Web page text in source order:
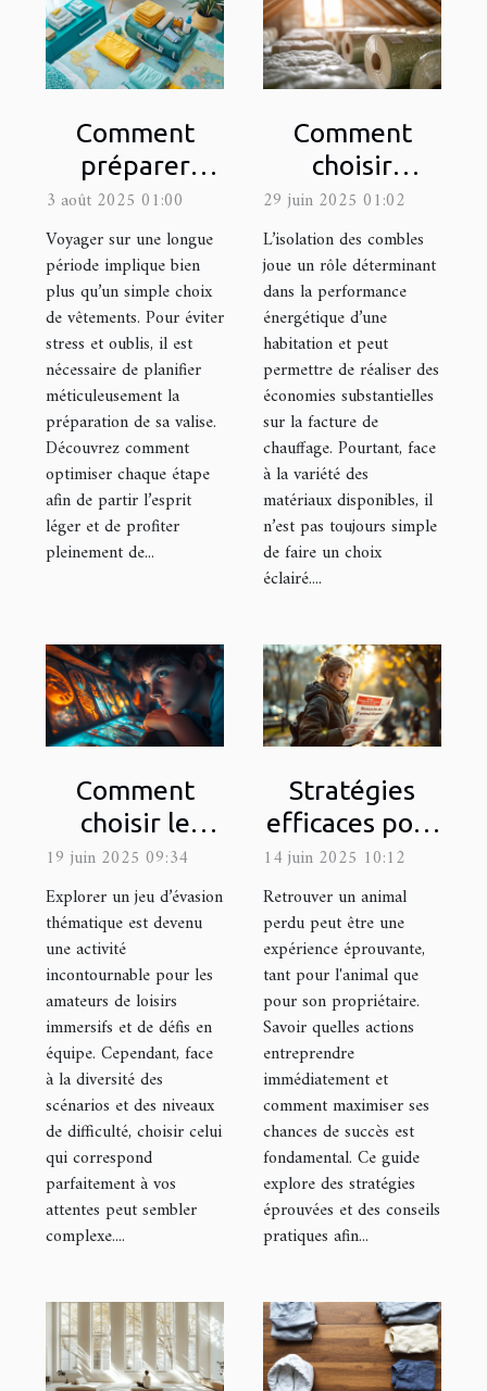
Comment
préparer
efficacement
sa valise pour
un long
voyage ?
3 août 2025 01:00
Voyager sur une longue
période implique bien
plus qu’un simple choix
de vêtements. Pour éviter
stress et oublis, il est
nécessaire de planifier
méticuleusement la
préparation de sa valise.
Découvrez comment
optimiser chaque étape
afin de partir l’esprit
léger et de profiter
pleinement de...
Comment
choisir
l'isolant idéal
pour votre
grenier ?
29 juin 2025 01:02
L’isolation des combles
joue un rôle déterminant
dans la performance
énergétique d’une
habitation et peut
permettre de réaliser des
économies substantielles
sur la facture de
chauffage. Pourtant, face
à la variété des
matériaux disponibles, il
n’est pas toujours simple
de faire un choix
éclairé....
Comment
choisir le
meilleur jeu
d'évasion
thématique
pour votre
prochaine
sortie
19 juin 2025 09:34
Explorer un jeu d’évasion
thématique est devenu
une activité
incontournable pour les
amateurs de loisirs
immersifs et de défis en
équipe. Cependant, face
à la diversité des
scénarios et des niveaux
de difficulté, choisir celui
qui correspond
parfaitement à vos
attentes peut sembler
complexe....
Stratégies
efficaces pour
la recherche
d'animaux
perdus
14 juin 2025 10:12
Retrouver un animal
perdu peut être une
expérience éprouvante,
tant pour l'animal que
pour son propriétaire.
Savoir quelles actions
entreprendre
immédiatement et
comment maximiser ses
chances de succès est
fondamental. Ce guide
explore des stratégies
éprouvées et des conseils
pratiques afin...